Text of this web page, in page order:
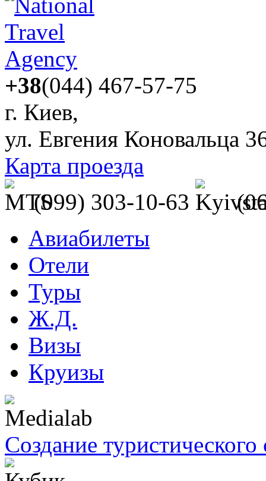
+38(044) 467-57-75
г. Киев,
ул. Евгения Коновальца
Карта проезда
(099) 303-10-63
Авиабилеты
Отели
Туры
Ж.Д.
Визы
Круизы
Создание туристического